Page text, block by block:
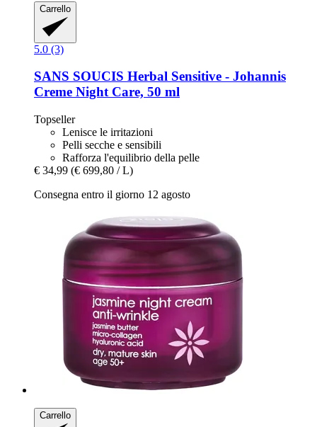
Carrello
5.0 (3)
SANS SOUCIS Herbal Sensitive -​ Johannis
Creme Night Care, 50 ml
Topseller
Lenisce le irritazioni
Pelli secche e sensibili
Rafforza l'equilibrio della pelle
€ 34,99 (€ 699,80 / L)
Consegna entro il giorno 12 agosto
Carrello